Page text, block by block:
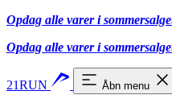
Opdag alle varer i
Opdag alle varer i
21RUN Åbn menu